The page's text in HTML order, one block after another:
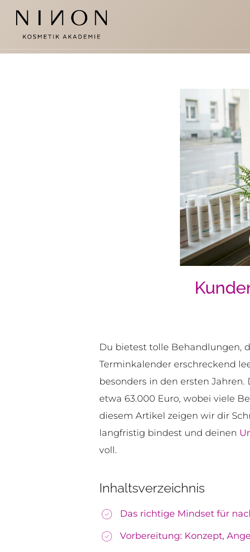
Du bietest tolle Behandlungen,
Terminkalender erschreckend
besonders in den ersten Jahren.
etwa 63.000 Euro, wobei viele
diesem Artikel zeigen wir dir
langfristig bindest und deinen
voll.
Inhaltsverzeichnis
Das richtige Mindset für
Vorbereitung: Konzept,